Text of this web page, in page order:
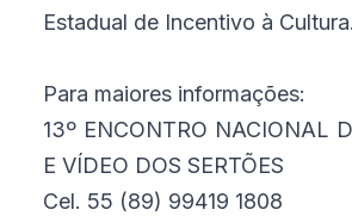
Estadual de Incentivo à Cultura.
Para maiores informações:
13º ENCONTRO NACIONAL
E VÍDEO DOS SERTÕES
Cel. 55 (89) 99419 1808